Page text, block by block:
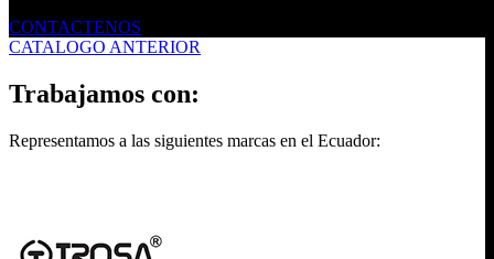
CONTACTENOS
CATALOGO ANTERIOR
Trabajamos con:
Representamos a las siguientes marcas en el Ecuador: